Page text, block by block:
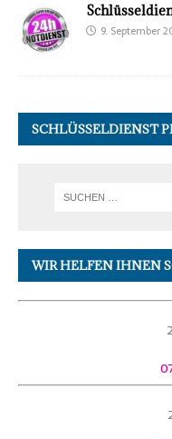
9. September
SCHLÜSSELDIENST
WIR HELFEN IHNEN